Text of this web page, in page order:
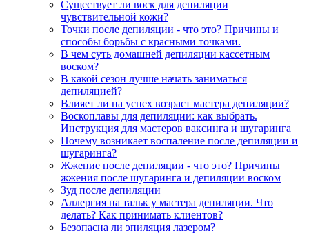
Существует ли воск для депиляции
чувствительной кожи?
Точки после депиляции - что это? Причины и
способы борьбы с красными точками.
В чем суть домашней депиляции кассетным
воском?
В какой сезон лучше начать заниматься
депиляцией?
Влияет ли на успех возраст мастера депиляции?
Воскоплавы для депиляции: как выбрать.
Инструкция для мастеров ваксинга и шугаринга
Почему возникает воспаление после депиляции и
шугаринга?
Жжение после депиляции - что это? Причины
жжения после шугаринга и депиляции воском
Зуд после депиляции
Аллергия на тальк у мастера депиляции. Что
делать? Как принимать клиентов?
Безопасна ли эпиляция лазером?